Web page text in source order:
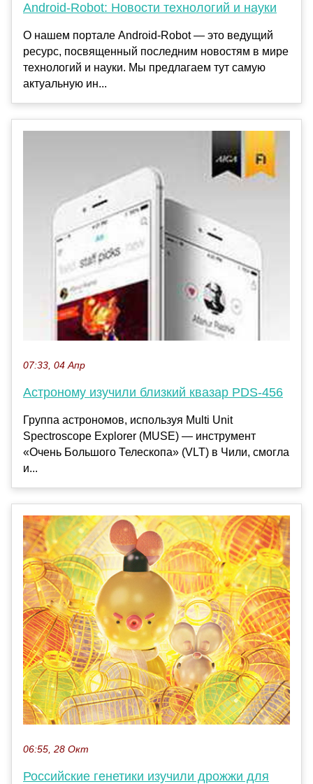
Android-Robot: Новости технологий и науки
О нашем портале Android-Robot — это ведущий
ресурс, посвященный последним новостям в мире
технологий и науки. Мы предлагаем тут самую
актуальную ин...
07:33, 04 Апр
Астроному изучили близкий квазар PDS-456
Группа астрономов, используя Multi Unit
Spectroscope Explorer (MUSE) — инструмент
«Очень Большого Телескопа» (VLT) в Чили, смогла
и...
06:55, 28 Окт
Российские генетики изучили дрожжи для